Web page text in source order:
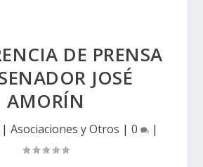
DE PRENSA
JOSÉ
AMORÍN
| Asociaciones y Otros | 0 |